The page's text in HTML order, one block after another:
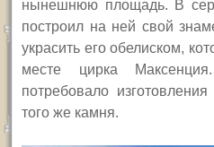
нынешнюю площадь. В
построил на ней свой
украсить его обелиском,
месте цирка
потребовало
того же камня.